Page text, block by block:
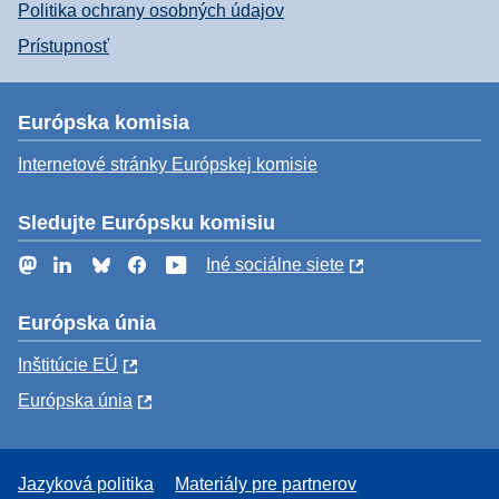
Politika ochrany osobných údajov
Prístupnosť
Európska komisia
Internetové stránky Európskej komisie
Sledujte Európsku komisiu
MastodonLinkedInBlueskyFacebookYouTube
Iné sociálne siete
Európska únia
Inštitúcie EÚ
Európska únia
Jazyková politika Materiály pre partnerov